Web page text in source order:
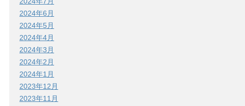
2024年6月
2024年5月
2024年4月
2024年3月
2024年2月
2024年1月
2023年12月
2023年11月